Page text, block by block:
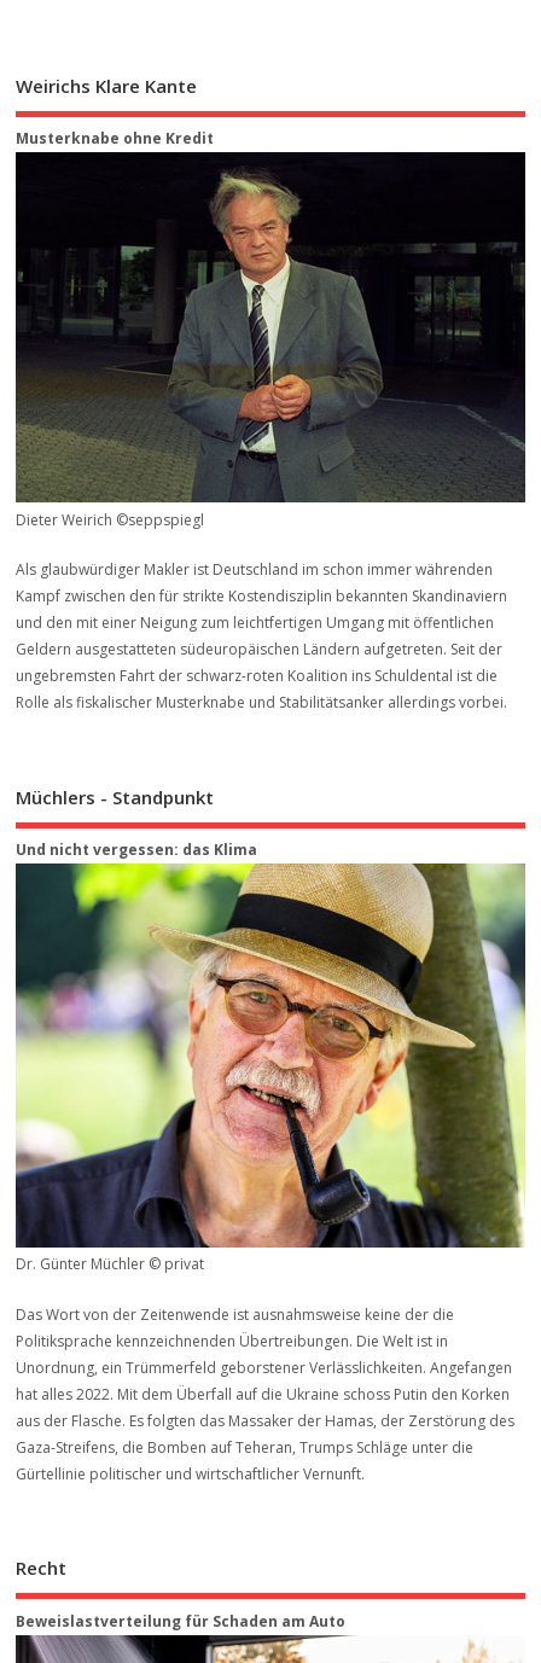
Weirichs Klare Kante
Musterknabe ohne Kredit
Dieter Weirich ©seppspiegl
Als glaubwürdiger Makler ist Deutschland im schon immer währenden
Kampf zwischen den für strikte Kostendisziplin bekannten Skandinaviern
und den mit einer Neigung zum leichtfertigen Umgang mit öffentlichen
Geldern ausgestatteten südeuropäischen Ländern aufgetreten. Seit der
ungebremsten Fahrt der schwarz-roten Koalition ins Schuldental ist die
Rolle als fiskalischer Musterknabe und Stabilitätsanker allerdings vorbei.
Müchlers - Standpunkt
Und nicht vergessen: das Klima
Dr. Günter Müchler © privat
Das Wort von der Zeitenwende ist ausnahmsweise keine der die
Politiksprache kennzeichnenden Übertreibungen. Die Welt ist in
Unordnung, ein Trümmerfeld geborstener Verlässlichkeiten. Angefangen
hat alles 2022. Mit dem Überfall auf die Ukraine schoss Putin den Korken
aus der Flasche. Es folgten das Massaker der Hamas, der Zerstörung des
Gaza-Streifens, die Bomben auf Teheran, Trumps Schläge unter die
Gürtellinie politischer und wirtschaftlicher Vernunft.
Recht
Beweis­last­ver­teilung für Schaden am Auto